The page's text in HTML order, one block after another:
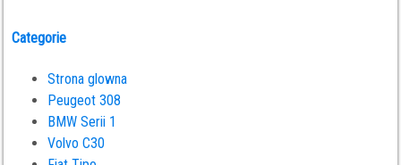
Categorie
Strona glowna
Peugeot 308
BMW Serii 1
Volvo C30